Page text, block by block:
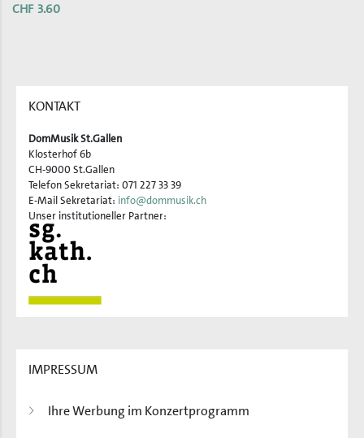
CHF 3.60
KONTAKT
DomMusik St.Gallen
Klosterhof 6b
CH-9000 St.Gallen
Telefon Sekretariat: 071 227 33 39
E-Mail Sekretariat: info@dommusik.ch
Unser institutioneller Partner:
IMPRESSUM
Ihre Werbung im Konzertprogramm